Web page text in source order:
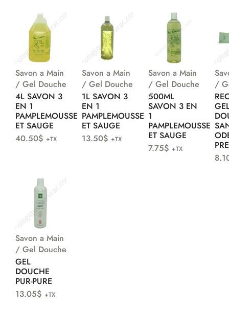
Savon a Main
/ Gel Douche
4L SAVON 3
EN 1
PAMPLEMOUSSE
ET SAUGE
40.50$ +TX
Savon a Main
/ Gel Douche
1L SAVON 3
EN 1
PAMPLEMOUSSE
ET SAUGE
13.50$ +TX
Savon a Main
/ Gel Douche
500ML
SAVON 3 EN
1
PAMPLEMOUSSE
ET SAUGE
7.75$ +TX
/
Savon a Main
/ Gel Douche
GEL
DOUCHE
PUR-PURE
13.05$ +TX